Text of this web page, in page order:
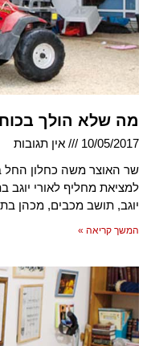
מה שלא הולך
10/05/2017
אין תגובות
שר האוצר משה כחלון החל
למציאת מחליף לאורי
יוגב, תושב מכבים, מכהן
המשך קריאה »